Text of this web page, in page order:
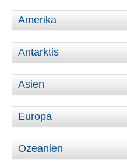
Amerika
Antarktis
Asien
Europa
Ozeanien